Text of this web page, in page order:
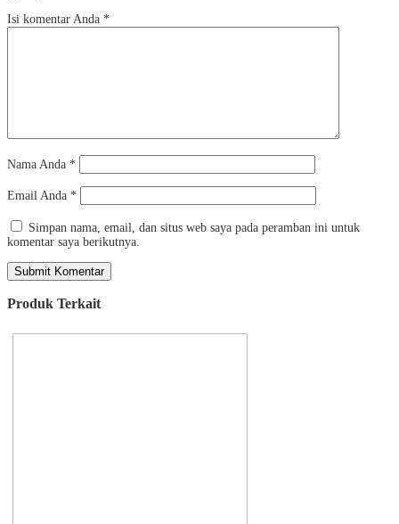
Isi komentar Anda *
Nama Anda *
Email Anda *
Simpan nama, email, dan situs web saya pada peramban ini untuk
komentar saya berikutnya.
Produk Terkait